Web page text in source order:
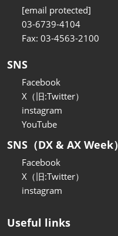
[email protected]
03-6739-4104
Fax: 03-4563-2100
SNS
Facebook
X（旧:Twitter）
instagram
YouTube
SNS（DX & AX Week）
Facebook
X（旧:Twitter）
instagram
Useful links